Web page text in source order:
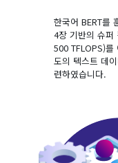
한국어 BERT를
4장 기반의 슈
500 TFLOPS)를
도의 텍스트 데
련하였습니다.